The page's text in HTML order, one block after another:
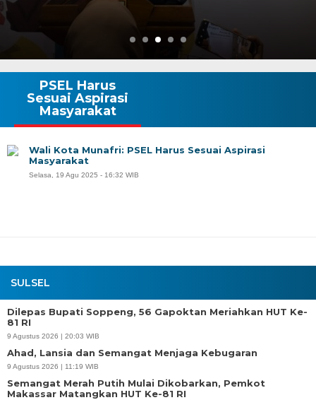
SULSEL
Dilepas Bupati Soppeng, 56 Gapoktan Meriahkan HUT Ke-
81 RI
9 Agustus 2026 | 20:03 WIB
Ahad, Lansia dan Semangat Menjaga Kebugaran
9 Agustus 2026 | 11:19 WIB
Semangat Merah Putih Mulai Dikobarkan, Pemkot
Makassar Matangkan HUT Ke-81 RI
PSEL Harus
Sesuai Aspirasi
Masyarakat
Wali Kota Munafri: PSEL Harus Sesuai Aspirasi
Masyarakat
Selasa, 19 Agu 2025 - 16:32 WIB